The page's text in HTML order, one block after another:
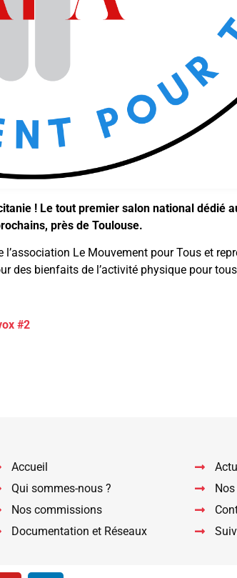
! Le tout premier salon national dédié
près de Toulouse.
l’association Le Mouvement pour Tous et
des bienfaits de l’activité physique pour
#2
Accueil
Qui sommes-nous ?
Nos commissions
Documentation et Réseaux